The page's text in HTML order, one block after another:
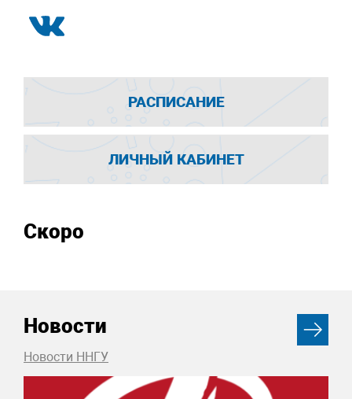
РАСПИСАНИЕ
ЛИЧНЫЙ КАБИНЕТ
Скоро
Новости
Новости ННГУ